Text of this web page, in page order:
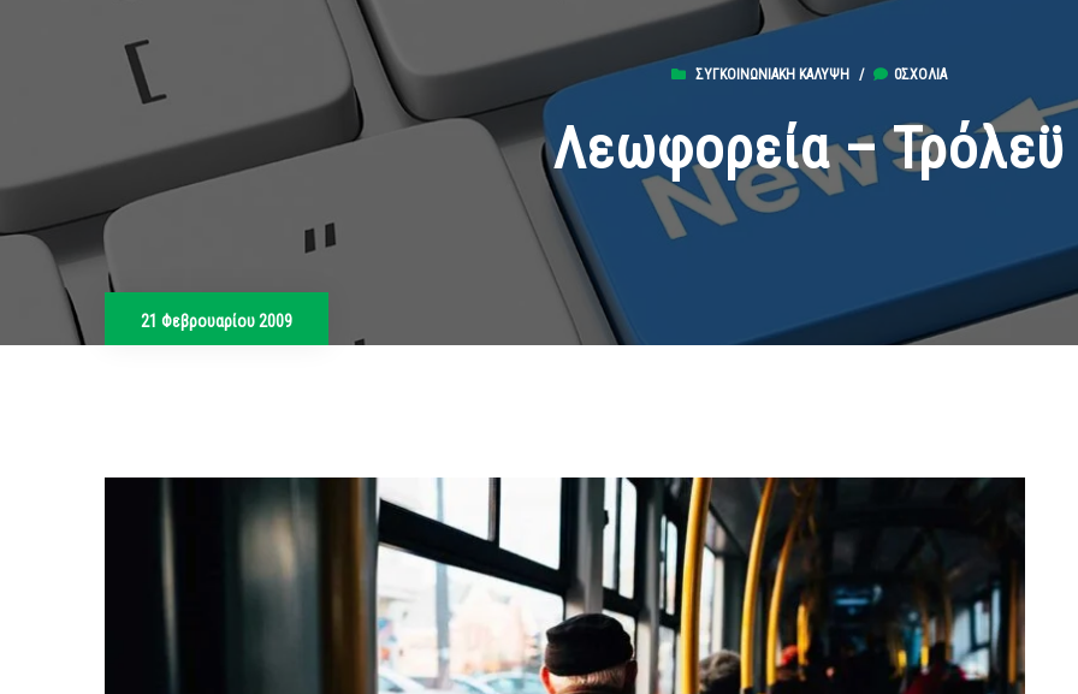
ΣΥΓΚΟΙΝΩΝΙΑΚΉ ΚΆΛΥΨΗ / 0ΣΧΌΛΙΑ
Λεωφορεία – Τρόλεϋ
21 Φεβρουαρίου 2009